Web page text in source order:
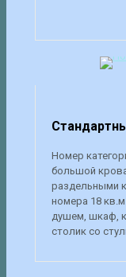
Номер
большой
раздельными
номера 18
душем, шкаф,
столик со